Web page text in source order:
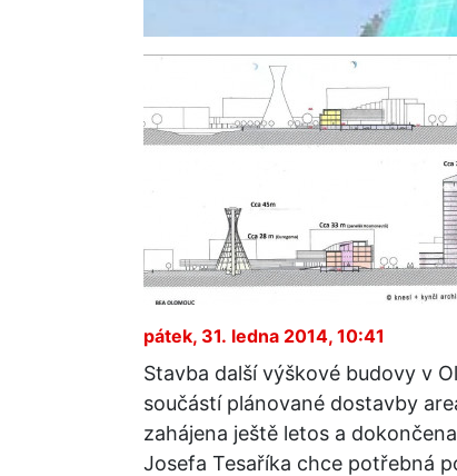
pátek, 31. ledna 2014, 10:41
Stavba další výškové budovy v
součástí plánované dostavby
zahájena ještě letos a
Josefa Tesaříka chce potřebná